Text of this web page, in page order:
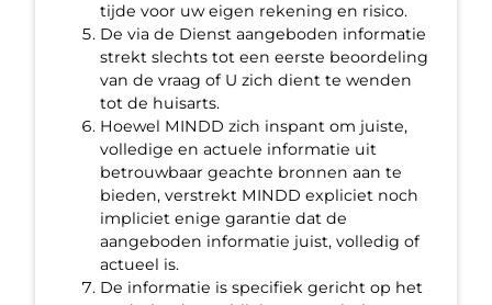
tijde voor uw eigen rekening en risico.
De via de Dienst aangeboden informatie
strekt slechts tot een eerste beoordeling
van de vraag of U zich dient te wenden
tot de huisarts.
Hoewel MINDD zich inspant om juiste,
volledige en actuele informatie uit
betrouwbaar geachte bronnen aan te
bieden, verstrekt MINDD expliciet noch
impliciet enige garantie dat de
aangeboden informatie juist, volledig of
actueel is.
De informatie is specifiek gericht op het